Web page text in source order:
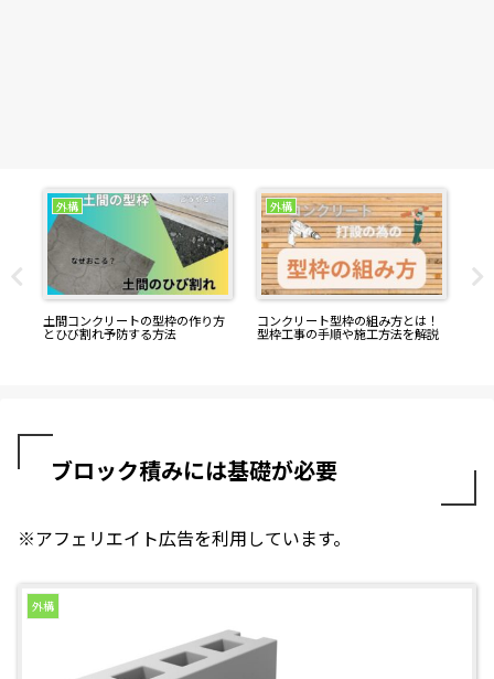
外構
土間コンクリートの型枠の作り方
とひび割れ予防する方法
外構
コンクリート型枠の組み方とは！
型枠工事の手順や施工方法を解説
ブロック積みには基礎が必要
※アフェリエイト広告を利用しています。
外構